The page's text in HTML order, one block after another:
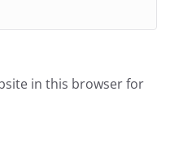
in this browser for